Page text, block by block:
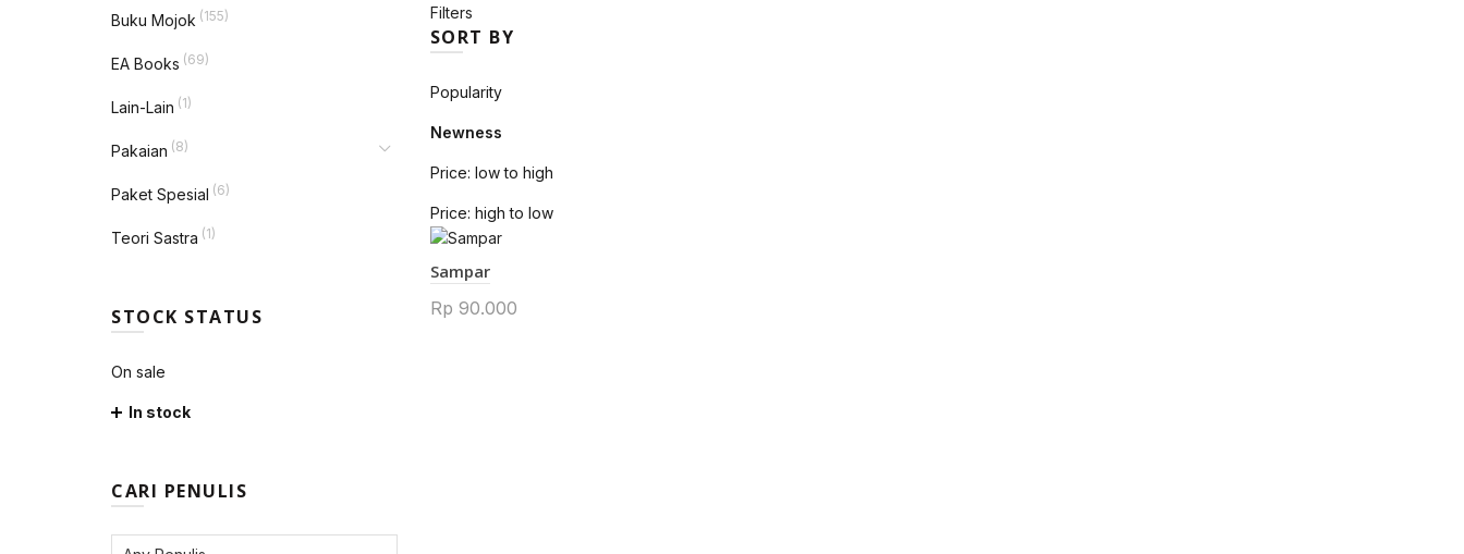
Filters
SORT BY
Popularity
Newness
Price: low to high
Price: high to low
Sampar
Rp 90.000
Buku Mojok (155)
EA Books (69)
Lain-Lain (1)
Pakaian (8)
Paket Spesial (6)
Teori Sastra (1)
STOCK STATUS
On sale
In stock
CARI PENULIS